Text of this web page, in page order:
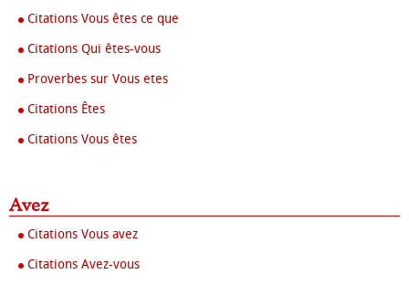
Citations Vous êtes ce que
Citations Qui êtes-vous
Proverbes sur Vous etes
Citations Êtes
Citations Vous êtes
Avez
Citations Vous avez
Citations Avez-vous